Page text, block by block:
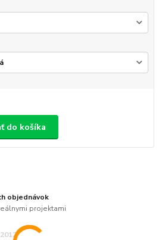
do košíka
objednávok
projektami